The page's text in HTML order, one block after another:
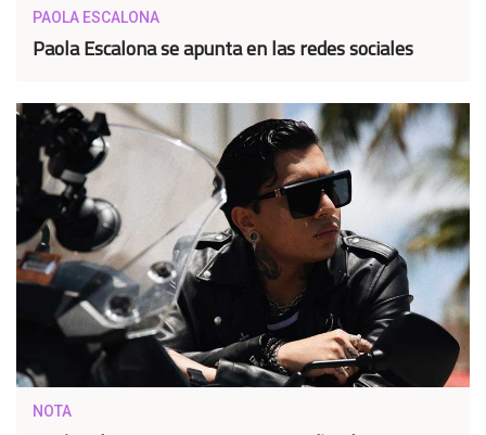
PAOLA ESCALONA
Paola Escalona se apunta en las redes sociales
NOTA